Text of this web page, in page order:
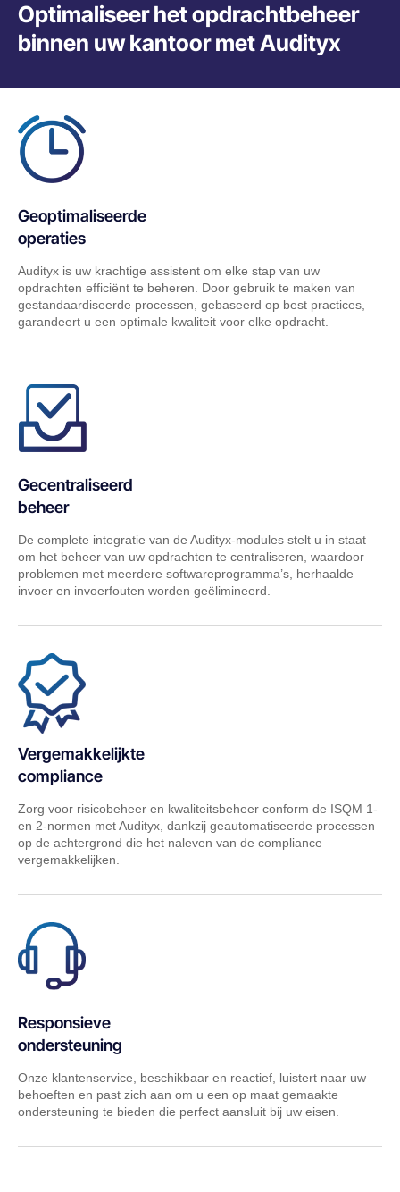
Optimaliseer het opdrachtbeheer
binnen uw kantoor met Audityx
Geoptimaliseerde
operaties​
Audityx is uw krachtige assistent om elke stap van uw
opdrachten efficiënt te beheren. Door gebruik te maken van
gestandaardiseerde processen, gebaseerd op best practices,
garandeert u een optimale kwaliteit voor elke opdracht.
Gecentraliseerd
beheer​
De complete integratie van de Audityx-modules stelt u in staat
om het beheer van uw opdrachten te centraliseren, waardoor
problemen met meerdere softwareprogramma’s, herhaalde
invoer en invoerfouten worden geëlimineerd.
Vergemakkelijkte
compliance
Zorg voor risicobeheer en kwaliteitsbeheer conform de ISQM 1-
en 2-normen met Audityx, dankzij geautomatiseerde processen
op de achtergrond die het naleven van de compliance
vergemakkelijken.
Responsieve
ondersteuning
Onze klantenservice, beschikbaar en reactief, luistert naar uw
behoeften en past zich aan om u een op maat gemaakte
ondersteuning te bieden die perfect aansluit bij uw eisen.